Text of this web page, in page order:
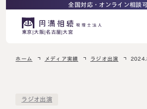
全国対応・オンライン相談
東京 大阪 名古屋 大宮
相続ロードマップ
ホーム メディア実績 ラジオ出演
ラジオ出演